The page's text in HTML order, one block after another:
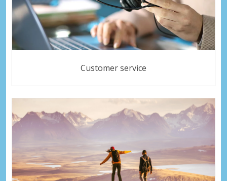
Customer service